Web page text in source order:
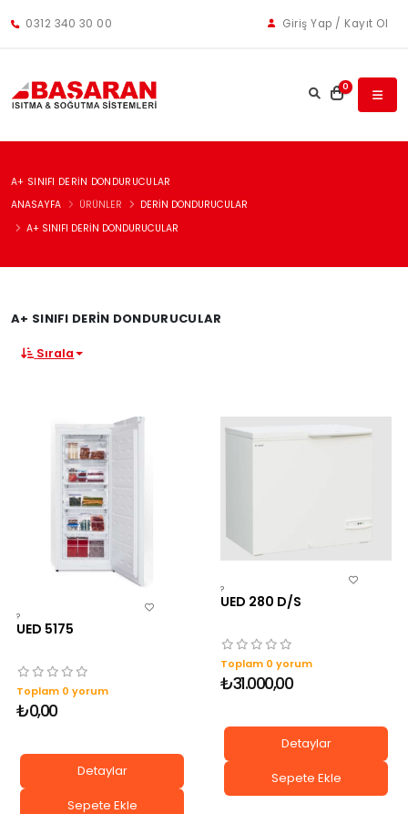
0312 340 30 00 Giriş Yap / Kayıt Ol
0
A+ SINIFI DERIN DONDURUCULAR
ANASAYFA
ÜRÜNLER
DERIN DONDURUCULAR
A+ SINIFI DERIN DONDURUCULAR
A+ SINIFI DERIN DONDURUCULAR
Sırala
?
UED 5175
Toplam 0 yorum
₺0,00
Detaylar
Sepete Ekle
?
UED 280 D/S
Toplam 0 yorum
₺31.000,00
Detaylar
Sepete Ekle